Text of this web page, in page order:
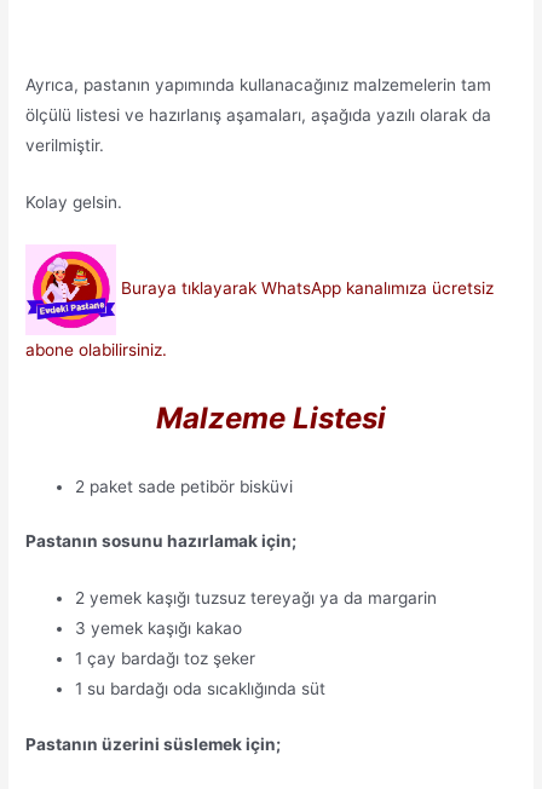
Ayrıca, pastanın yapımında kullanacağınız malzemelerin tam
ölçülü listesi ve hazırlanış aşamaları, aşağıda yazılı olarak da
verilmiştir.
Kolay gelsin.
Buraya tıklayarak WhatsApp kanalımıza ücretsiz
abone olabilirsiniz.
Malzeme Listesi
2 paket sade petibör bisküvi
Pastanın sosunu hazırlamak için;
2 yemek kaşığı tuzsuz tereyağı ya da margarin
3 yemek kaşığı kakao
1 çay bardağı toz şeker
1 su bardağı oda sıcaklığında süt
Pastanın üzerini süslemek için;